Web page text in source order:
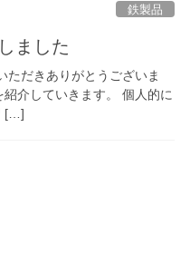
鉄製品
ました
ただきありがとうございま
介していきます。 個人的に
[…]